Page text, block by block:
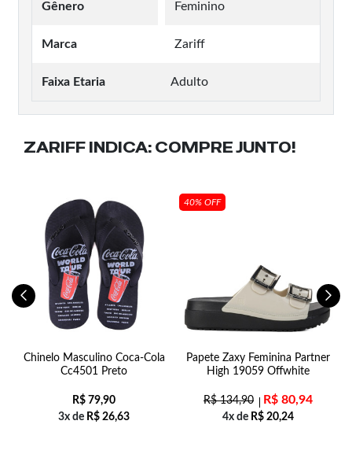
Gênero Feminino
Marca Zariff
Faixa Etaria Adulto
ZARIFF INDICA: COMPRE JUNTO!
Chinelo Masculino Coca-Cola
Cc4501 Preto
R$ 79,90
3x de R$ 26,63
40% OFF
Papete Zaxy Feminina Partner
High 19059 Offwhite
R$134,90 R$ 80,94
4x de R$ 20,24